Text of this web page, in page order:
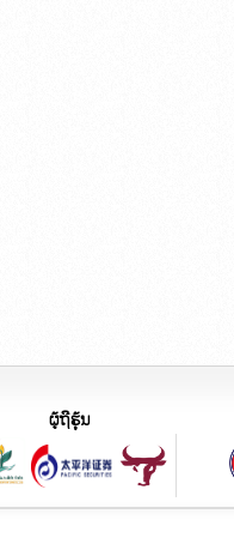
ຜູ້ຖືຮຸ້ນ